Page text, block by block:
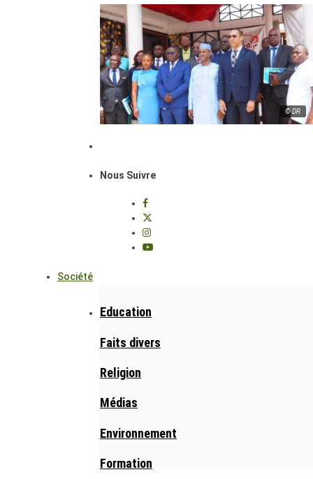
© DR
Nous Suivre
Société
Education
Faits divers
Religion
Médias
Environnement
Formation